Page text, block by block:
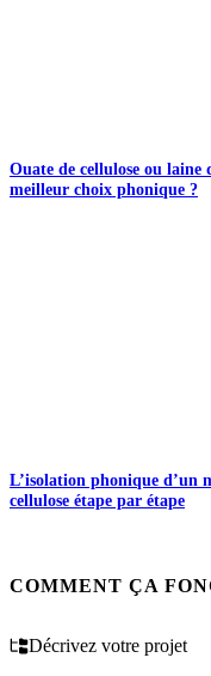
Ouate de cellulose ou laine
meilleur choix phonique ?
L’isolation phonique d’un
cellulose étape par étape
COMMENT ÇA
Décrivez votre projet